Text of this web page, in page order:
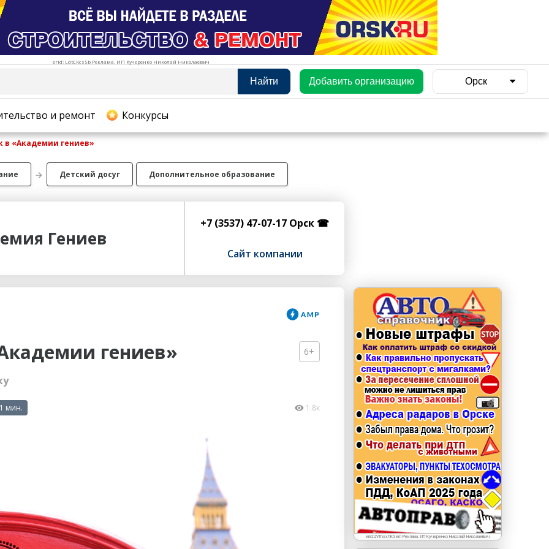
erid: LdtCKcsSb Реклама. ИП Кучеренко Николай Николаевич
Найти Добавить организацию Орск
и ремонт Конкурсы
erid: LdtCKJjWj Реклама. ИП Кучеренко Николай
Николаевич
в «Академии гениев»
Детский досуг Дополнительное образование
Гениев
+7 (3537) 47-07-17 Орск ☎
Сайт компании
гениев» 6+
мин. 1.8к
erid:2VfnxxhKSem Реклама. ИП Кучеренко Николай Николаевич